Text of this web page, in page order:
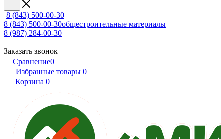
8 (843) 500-00-30
8 (843) 500-00-30общестроительные материалы
8 (987) 284-00-30
Заказать звонок
Сравнение0
Избранные товары 0
Корзина 0